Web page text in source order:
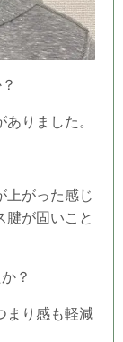
りました。
上がった感じ
腱が固いこと
？
まり感も軽減